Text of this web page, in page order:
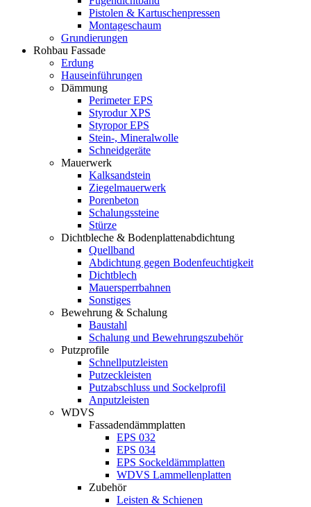
Pistolen & Kartuschenpressen
Montageschaum
Grundierungen
Rohbau Fassade
Erdung
Hauseinführungen
Dämmung
Perimeter EPS
Styrodur XPS
Styropor EPS
Stein-, Mineralwolle
Schneidgeräte
Mauerwerk
Kalksandstein
Ziegelmauerwerk
Porenbeton
Schalungssteine
Stürze
Dichtbleche & Bodenplattenabdichtung
Quellband
Abdichtung gegen Bodenfeuchtigkeit
Dichtblech
Mauersperrbahnen
Sonstiges
Bewehrung & Schalung
Baustahl
Schalung und Bewehrungszubehör
Putzprofile
Schnellputzleisten
Putzeckleisten
Putzabschluss und Sockelprofil
Anputzleisten
WDVS
Fassadendämmplatten
EPS 032
EPS 034
EPS Sockeldämmplatten
WDVS Lammellenplatten
Zubehör
Leisten & Schienen